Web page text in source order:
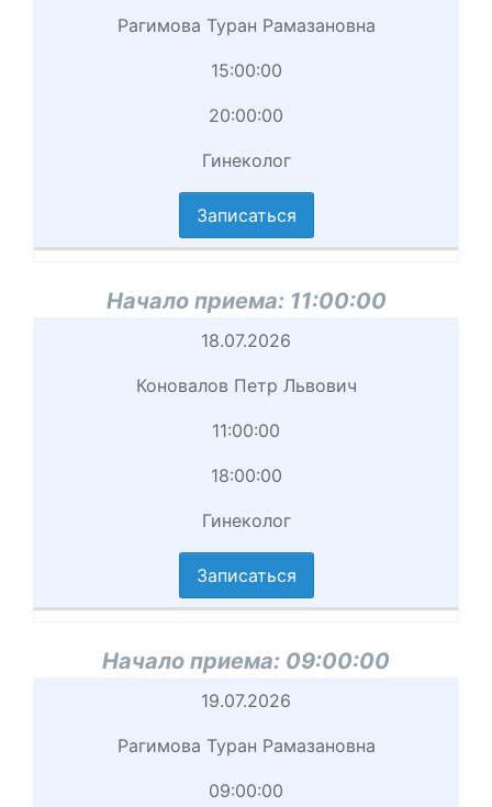
Рагимова Туран Рамазановна
15:00:00
20:00:00
Гинеколог
Записаться
Начало приема: 11:00:00
18.07.2026
Коновалов Петр Львович
11:00:00
18:00:00
Гинеколог
Записаться
Начало приема: 09:00:00
19.07.2026
Рагимова Туран Рамазановна
09:00:00